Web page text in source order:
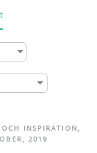
OCH INSPIRATION ,
2019